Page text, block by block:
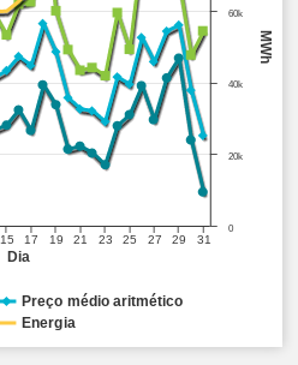
Dia
MWh
19 25 31
15 17 21 23 27 29
0
20k
40k
60k
Preço médio aritmético
Energia